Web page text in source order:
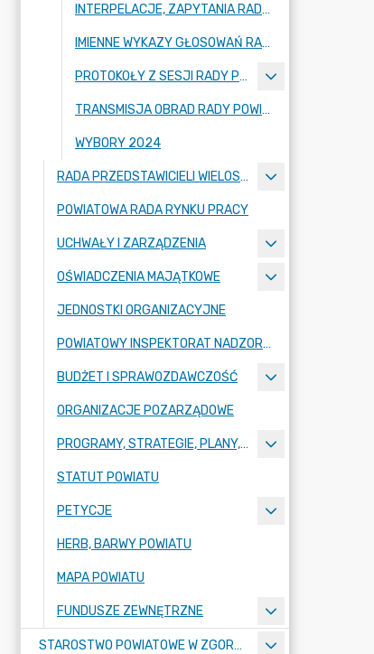
INTERPELACJE, ZAPYTANIA RADNYCH
IMIENNE WYKAZY GŁOSOWAŃ RADNYCH
PROTOKOŁY Z SESJI RADY POWIATU ZGORZELECKIEGO
TRANSMISJA OBRAD RADY POWIATU ZGORZELECKIEGO
WYBORY 2024
RADA PRZEDSTAWICIELI WIELOSPECJALISTYCZNEGO ZESPOŁU OPIEKI ZDROWOTNEJ "BOLESŁAWIEC-ZGORZELEC" SAMODZIELNEGO PUBLICZNEGO ZAKŁADU OPIEKI ZDROWOTNEJ
POWIATOWA RADA RYNKU PRACY
UCHWAŁY I ZARZĄDZENIA
OŚWIADCZENIA MAJĄTKOWE
JEDNOSTKI ORGANIZACYJNE
POWIATOWY INSPEKTORAT NADZORU BUDOWLANEGO
BUDŻET I SPRAWOZDAWCZOŚĆ
ORGANIZACJE POZARZĄDOWE
PROGRAMY, STRATEGIE, PLANY, RAPORTY
STATUT POWIATU
PETYCJE
HERB, BARWY POWIATU
MAPA POWIATU
FUNDUSZE ZEWNĘTRZNE
STAROSTWO POWIATOWE W ZGORZELCU